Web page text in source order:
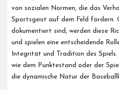
von sozialen Normen, die das
Sportsgeist auf dem Feld fördern.
dokumentiert sind, werden diese
und spielen eine entscheidende
Integrität und Tradition des
wie dem Punktestand oder der
die dynamische Natur der